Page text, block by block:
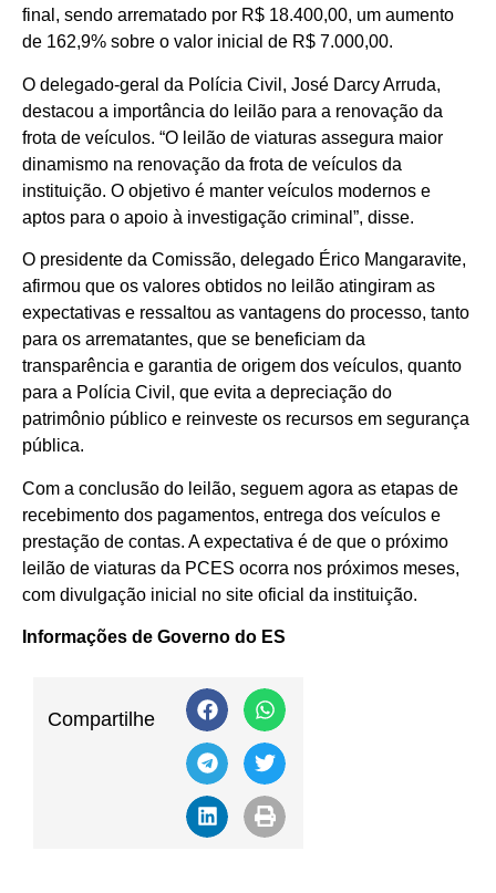
final, sendo arrematado por R$ 18.400,00, um aumento
de 162,9% sobre o valor inicial de R$ 7.000,00.
O delegado-geral da Polícia Civil, José Darcy Arruda,
destacou a importância do leilão para a renovação da
frota de veículos. “O leilão de viaturas assegura maior
dinamismo na renovação da frota de veículos da
instituição. O objetivo é manter veículos modernos e
aptos para o apoio à investigação criminal”, disse.
O presidente da Comissão, delegado Érico Mangaravite,
afirmou que os valores obtidos no leilão atingiram as
expectativas e ressaltou as vantagens do processo, tanto
para os arrematantes, que se beneficiam da
transparência e garantia de origem dos veículos, quanto
para a Polícia Civil, que evita a depreciação do
patrimônio público e reinveste os recursos em segurança
pública.
Com a conclusão do leilão, seguem agora as etapas de
recebimento dos pagamentos, entrega dos veículos e
prestação de contas. A expectativa é de que o próximo
leilão de viaturas da PCES ocorra nos próximos meses,
com divulgação inicial no site oficial da instituição.
Informações de Governo do ES
Compartilhe